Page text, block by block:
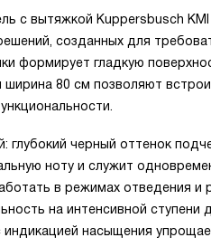
с вытяжкой Kuppersbusch
созданных для
формирует гладкую
ширина 80 см позволяют
черный оттенок
ноту и служит
в режимах отведения и
на интенсивной
насыщения